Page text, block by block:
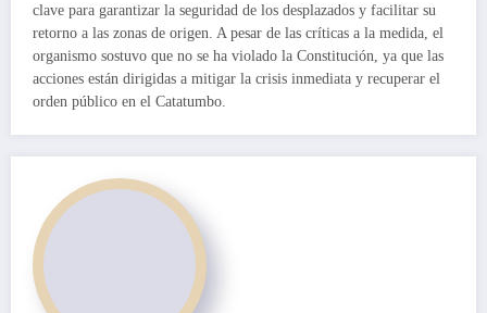
clave para garantizar la seguridad de los desplazados y facilitar su
retorno a las zonas de origen. A pesar de las críticas a la medida, el
organismo sostuvo que no se ha violado la Constitución, ya que las
acciones están dirigidas a mitigar la crisis inmediata y recuperar el
orden público en el Catatumbo.